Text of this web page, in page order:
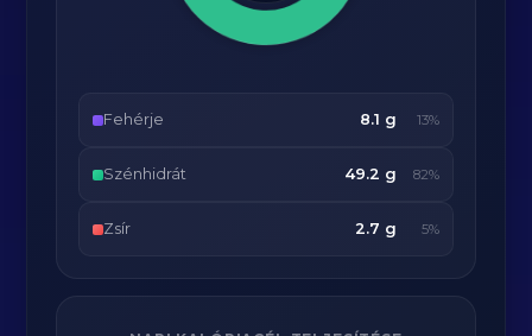
Fehérje 8.1 g 13%
Szénhidrát 49.2 g 82%
Zsír 2.7 g 5%